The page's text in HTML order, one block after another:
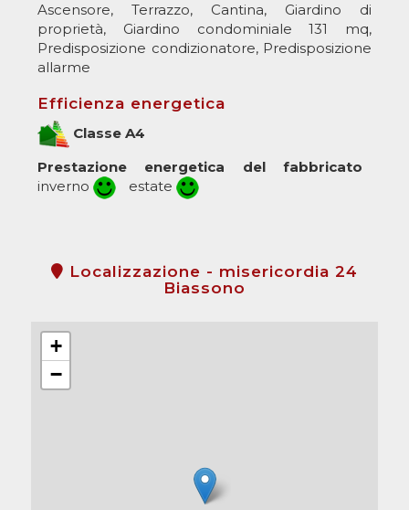
Ascensore, Terrazzo, Cantina, Giardino di
proprietà, Giardino condominiale 131 mq,
Predisposizione condizionatore, Predisposizione
allarme
Efficienza energetica
Classe A4
Prestazione energetica del fabbricato
inverno
estate
Localizzazione - misericordia 24
Biassono